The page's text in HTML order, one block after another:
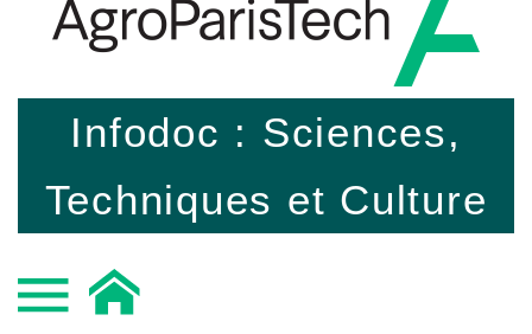
Infodoc : Sciences,
Techniques et Culture